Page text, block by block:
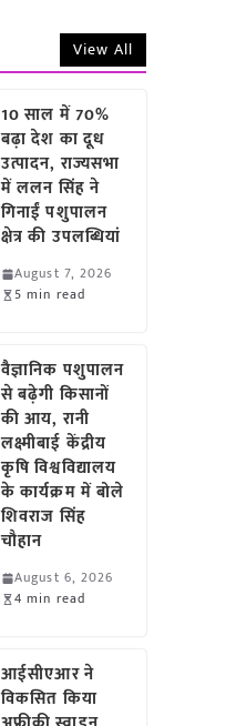
View All
10 साल में 70%
बढ़ा देश का दूध
उत्पादन, राज्यसभा
में ललन सिंह ने
गिनाईं पशुपालन
क्षेत्र की उपलब्धियां
August 7, 2026
5 min read
वैज्ञानिक पशुपालन
से बढ़ेगी किसानों
की आय, रानी
लक्ष्मीबाई केंद्रीय
कृषि विश्वविद्यालय
के कार्यक्रम में बोले
शिवराज सिंह
चौहान
August 6, 2026
4 min read
आईसीएआर ने
विकसित किया